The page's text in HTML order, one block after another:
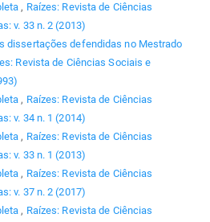
, Raízes: Revista de Ciências
v. 33 n. 2 (2013)
dissertações defendidas no Mestrado
Revista de Ciências Sociais e
, Raízes: Revista de Ciências
v. 34 n. 1 (2014)
, Raízes: Revista de Ciências
v. 33 n. 1 (2013)
, Raízes: Revista de Ciências
v. 37 n. 2 (2017)
, Raízes: Revista de Ciências